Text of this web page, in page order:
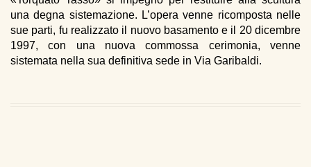
una degna sistemazione. L’opera venne ricomposta nelle
sue parti, fu realizzato il nuovo basamento e il 20 dicembre
1997, con una nuova commossa cerimonia, venne
sistemata nella sua definitiva sede in Via Garibaldi.